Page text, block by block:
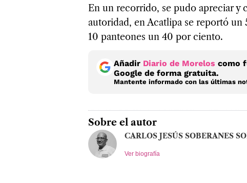
En un recorrido, se pudo apreciar y
autoridad, en Acatlipa se reportó
10 panteones un 40 por ciento.
Añadir Diario de Morelos como
Google de forma gratuita.
Mantente informado con las últimas
Sobre el autor
CARLOS JESÚS SOBERANES
Ver biografía